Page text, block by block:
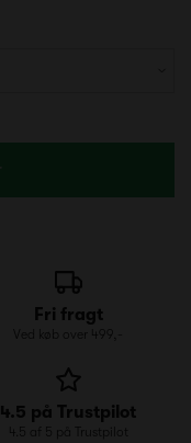
Fri fragt
Ved køb over 499,-
4.5 på Trustpilot
4.5 af 5 på Trustpilot